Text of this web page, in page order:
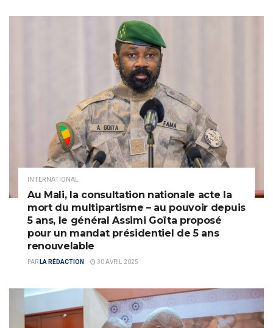
INTERNATIONAL
Au Mali, la consultation nationale acte la
mort du multipartisme – au pouvoir depuis
5 ans, le général Assimi Goïta proposé
pour un mandat présidentiel de 5 ans
renouvelable
PAR LA RÉDACTION 30 AVRIL 2025